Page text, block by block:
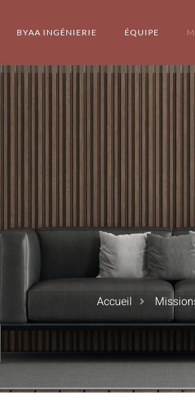
BYAA INGÉNIERIE ÉQUIPE
Accueil